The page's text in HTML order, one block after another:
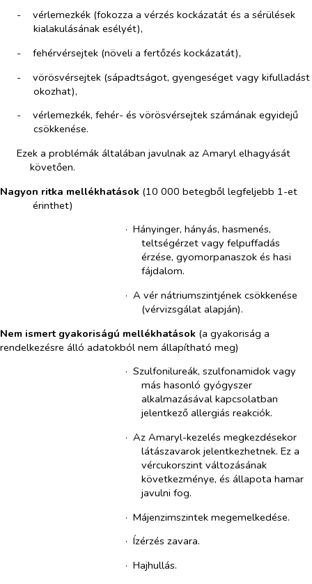
-​
vérlemezkék (fokozza a vérzés kockázatát és a sérülések
kialakulásának esélyét),
-​
fehérvérsejtek (növeli a fertőzés kockázatát),
-​
vörösvérsejtek (sápadtságot, gyengeséget vagy kifulladást
okozhat),
-​
vérlemezkék, fehér- és vörösvérsejtek számának egyidejű
csökkenése.
Ezek a problémák általában javulnak az Amaryl elhagyását
követően.
Nagyon ritka mellékhatások (10 000 betegből legfeljebb 1-et
érinthet)
·​ Hányinger, hányás, hasmenés,
teltségérzet vagy felpuffadás
érzése, gyomorpanaszok és hasi
fájdalom.
·​ A vér nátriumszintjének csökkenése
(vérvizsgálat alapján).
Nem ismert gyakoriságú mellékhatások (a gyakoriság a
rendelkezésre álló adatokból nem állapítható meg)
·​ Szulfonilureák, szulfonamidok vagy
más hasonló gyógyszer
alkalmazásával kapcsolatban
jelentkező allergiás reakciók.
·​ Az Amaryl-kezelés megkezdésekor
látászavarok jelentkezhetnek. Ez a
vércukorszint változásának
következménye, és állapota hamar
javulni fog.
·​ Májenzimszintek megemelkedése.
·​ Ízérzés zavara.
·​ Hajhullás.